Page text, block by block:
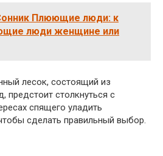
Плюющие люди: к
люди женщине или
лесок, состоящий из
предстоит столкнуться с
спящего уладить
сделать правильный выбор.